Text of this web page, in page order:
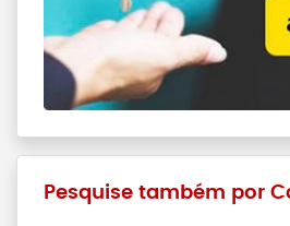
Pesquise também por